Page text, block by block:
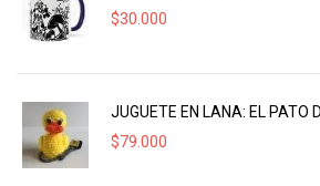
$30.000
JUGUETE EN LANA: EL PATO
$79.000